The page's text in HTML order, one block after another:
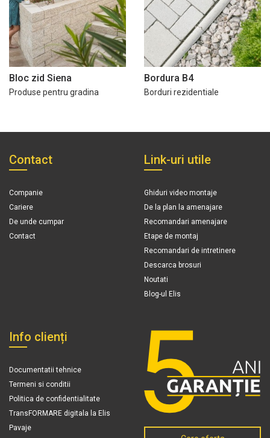
Bloc zid Siena
Produse pentru gradina
Bordura B4
Borduri rezidentiale
Contact
Companie
Cariere
De unde cumpar
Contact
Link-uri utile
Ghiduri video montaje
De la plan la amenajare
Recomandari amenajare
Etape de montaj
Recomandari de intretinere
Descarca brosuri
Noutati
Blog-ul Elis
Info clienți
Documentatii tehnice
Termeni si conditii
Politica de confidentialitate
TransFORMARE digitala la Elis
Pavaje